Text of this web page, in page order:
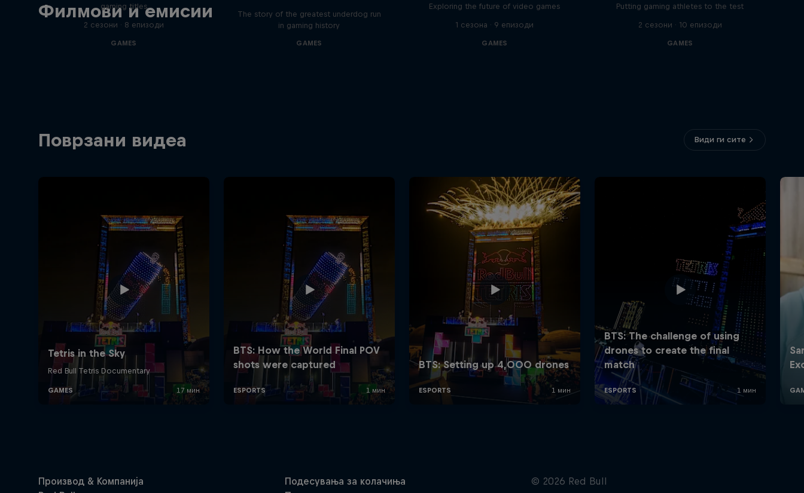
Филмови и емисии
gaming titles
2 сезони · 8 епизоди
GAMES
The story of the greatest underdog run
in gaming history
GAMES
Exploring the future of video games
1 сезона · 9 епизоди
GAMES
Putting gaming athletes to the test
2 сезони · 10 епизоди
GAMES
Поврзани видеа Види ги сите